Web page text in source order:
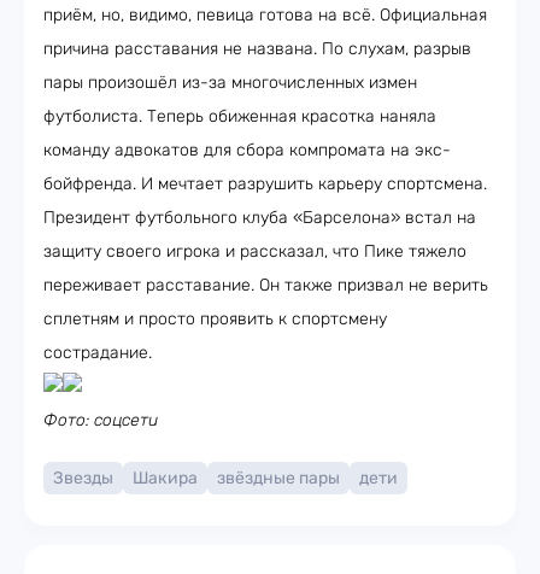
приём, но, видимо, певица готова на всё. Официальная
причина расставания не названа. По слухам, разрыв
пары произошёл из-за многочисленных измен
футболиста. Теперь обиженная красотка наняла
команду адвокатов для сбора компромата на экс-
бойфренда. И мечтает разрушить карьеру спортсмена.
Президент футбольного клуба «Барселона» встал на
защиту своего игрока и рассказал, что Пике тяжело
переживает расставание. Он также призвал не верить
сплетням и просто проявить к спортсмену
сострадание.
Фото: соцсети
Звезды Шакира звёздные пары дети